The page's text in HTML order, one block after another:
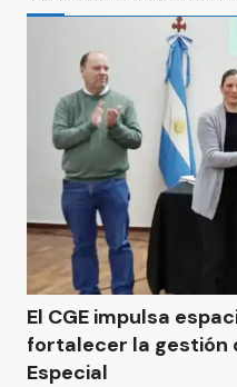
El CGE impulsa
fortalecer la gestión
Especial